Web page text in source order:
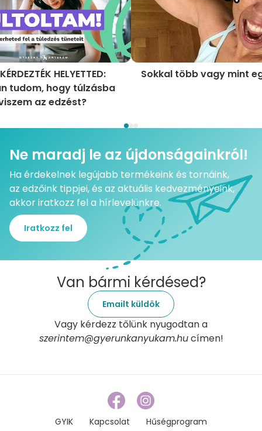
HELYETTED:
tudom, hogy túlzásba
az edzést?
Sokkal több vagy mint
Ne maradj le az újdonságainkról!
Ha érdekelnek legújabb termékeink és tornáink,
az edzőink tippjei, és az aktuális kedvezményeink,
akkor iratkozz fel a hírlevelünkre.
Iratkozz fel
Van bármi kérdésed?
Emailt küldök
Vagy kérdezz tőlünk nyugodtan a
szerintem@gyerunkanyukam.hucímen!
GYIK Kapcsolat Hűségprogram